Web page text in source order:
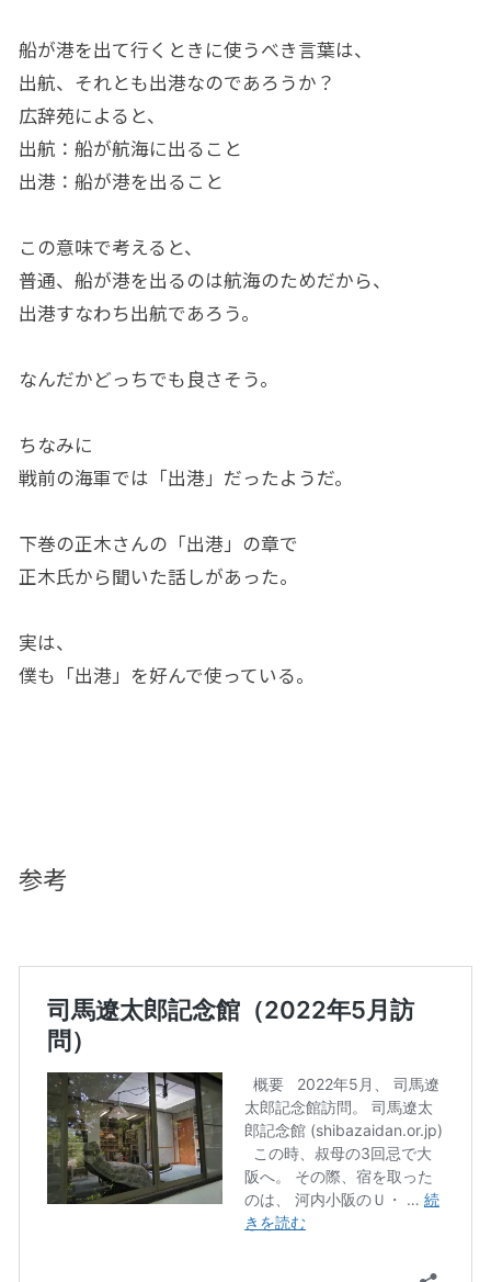
船が港を出て行くときに使うべき言葉は、
出航、それとも出港なのであろうか？
広辞苑によると、
出航：船が航海に出ること
出港：船が港を出ること
この意味で考えると、
普通、船が港を出るのは航海のためだから、
出港すなわち出航であろう。
なんだかどっちでも良さそう。
ちなみに
戦前の海軍では「出港」だったようだ。
下巻の正木さんの「出港」の章で
正木氏から聞いた話しがあった。
実は、
僕も「出港」を好んで使っている。
参考